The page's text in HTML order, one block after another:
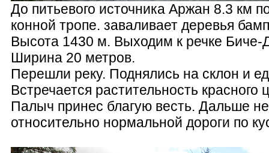
До питьевого источника Аржан 8.3 км
конной тропе. заваливает деревья
Высота 1430 м. Выходим к речке
Ширина 20 метров.
Перешли реку. Поднялись на склон и
Встречается растительность красного
Палыч принес благую весть. Дальше
относительно нормальной дороги по